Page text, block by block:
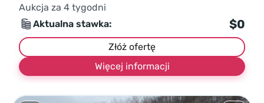
Aukcja za 4 tygodni
Aktualna stawka:
$0
Złóż ofertę
Więcej informacji